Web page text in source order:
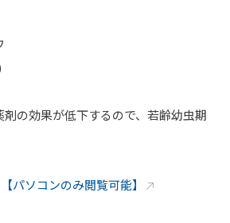
の効果が低下するので、若齢幼虫期
パソコンのみ閲覧可能】